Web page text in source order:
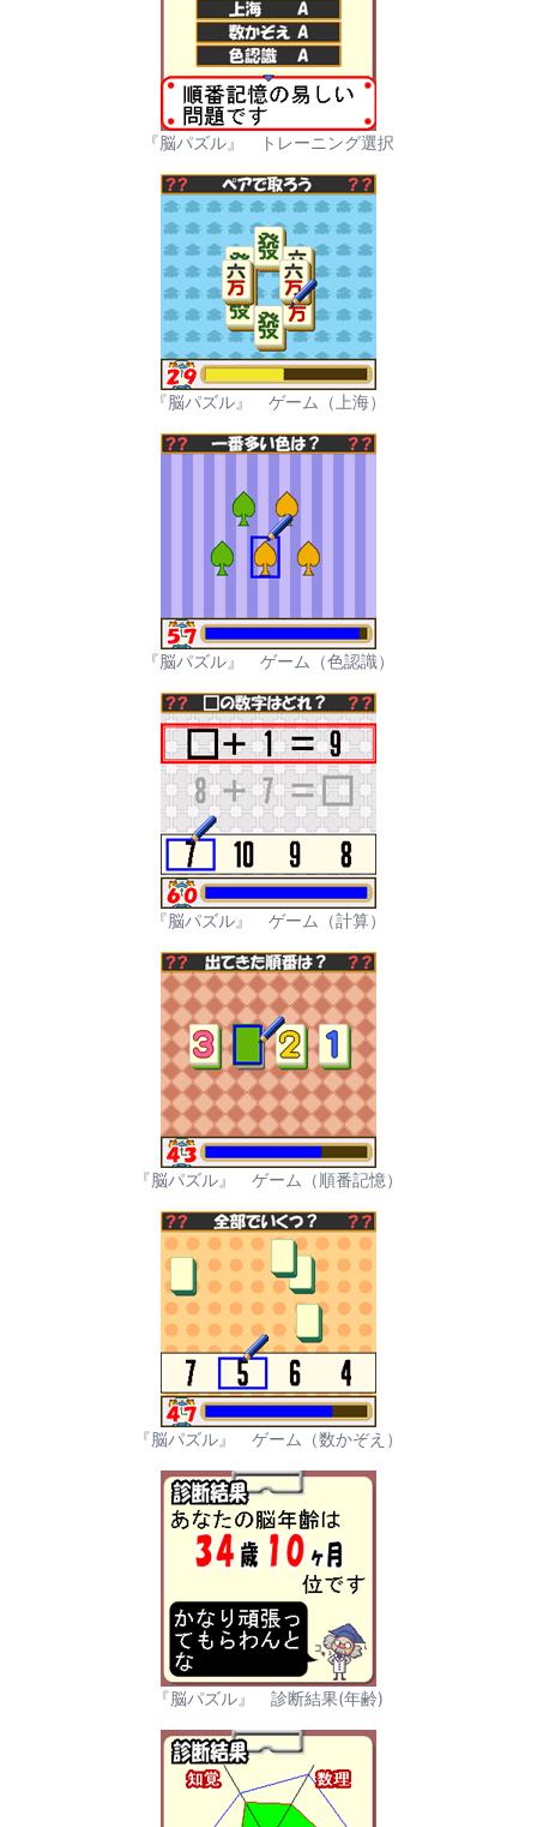
『脳パズル』 トレーニング選択
『脳パズル』 ゲーム（上海）
『脳パズル』 ゲーム（色認識）
『脳パズル』 ゲーム（計算）
『脳パズル』 ゲーム（順番記憶）
『脳パズル』 ゲーム（数かぞえ）
『脳パズル』 診断結果(年齢)